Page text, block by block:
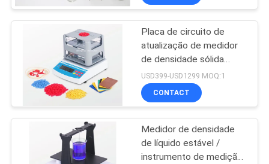
Placa de circuito de
atualização de medidor
de densidade sólida
confiável com fio de
conexão de dados
USD399-USD1299 MOQ:1
CONTACT
Medidor de densidade
de líquido estável /
instrumento de medição